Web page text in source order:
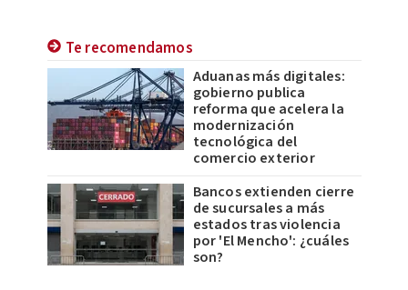
Te recomendamos
Aduanas más digitales:
gobierno publica
reforma que acelera la
modernización
tecnológica del
comercio exterior
Bancos extienden cierre
de sucursales a más
estados tras violencia
por 'El Mencho': ¿cuáles
son?